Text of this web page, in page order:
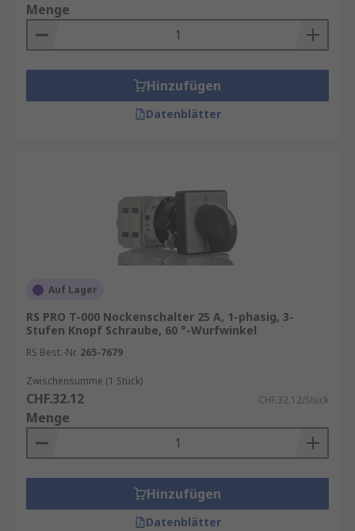
Menge
Hinzufügen
Datenblätter
Auf Lager
RS PRO T-000 Nockenschalter 25 A, 1-phasig, 3-
Stufen Knopf Schraube, 60 °-Wurfwinkel
RS Best.-Nr. 265-7679
Zwischensumme (1 Stück)
CHF.32.12 CHF.32.12/Stück
Menge
Hinzufügen
Datenblätter